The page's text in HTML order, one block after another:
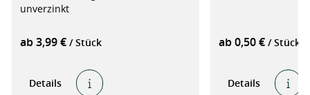
unverzinkt
ab 3,99 € / Stück
Details
ab 0,50 € / Stück
Details